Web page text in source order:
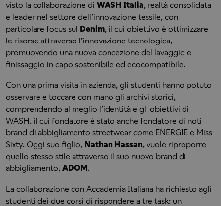
visto la collaborazione di WASH Italia, realtà consolidata
e leader nel settore dell’innovazione tessile, con
particolare focus sul Denim, il cui obiettivo è ottimizzare
le risorse attraverso l’innovazione tecnologica,
promuovendo una nuova concezione del lavaggio e
finissaggio in capo sostenibile ed ecocompatibile.
Con una prima visita in azienda, gli studenti hanno potuto
osservare e toccare con mano gli archivi storici,
comprendendo al meglio l’identità e gli obiettivi di
WASH, il cui fondatore è stato anche fondatore di noti
brand di abbigliamento streetwear come ENERGIE e Miss
Sixty. Oggi suo figlio, Nathan Hassan, vuole riproporre
quello stesso stile attraverso il suo nuovo brand di
abbigliamento, ADOM.
La collaborazione con Accademia Italiana ha richiesto agli
studenti dei due corsi di rispondere a tre task: un